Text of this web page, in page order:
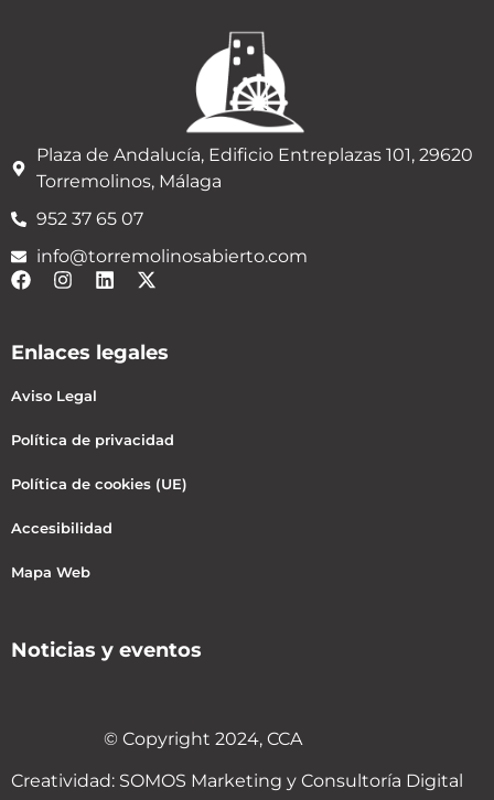
Plaza de Andalucía, Edificio Entreplazas 101, 29620
Torremolinos, Málaga
952 37 65 07
info@torremolinosabierto.com
Enlaces legales
Aviso Legal
Política de privacidad
Política de cookies (UE)
Accesibilidad
Mapa Web
Noticias y eventos
© Copyright 2024, CCA
Creatividad: SOMOS Marketing y Consultoría Digital